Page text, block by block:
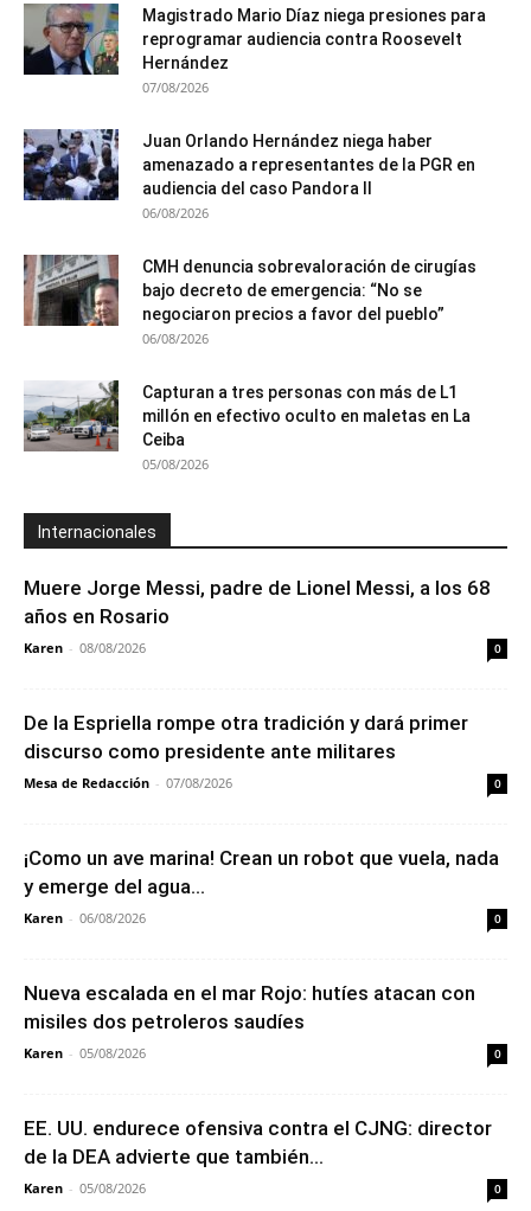
Magistrado Mario Díaz niega presiones para
reprogramar audiencia contra Roosevelt
Hernández
07/08/2026
Juan Orlando Hernández niega haber
amenazado a representantes de la PGR en
audiencia del caso Pandora II
06/08/2026
CMH denuncia sobrevaloración de cirugías
bajo decreto de emergencia: “No se
negociaron precios a favor del pueblo”
06/08/2026
Capturan a tres personas con más de L1
millón en efectivo oculto en maletas en La
Ceiba
05/08/2026
Internacionales
Muere Jorge Messi, padre de Lionel Messi, a los 68
años en Rosario
Karen - 08/08/2026 0
De la Espriella rompe otra tradición y dará primer
discurso como presidente ante militares
Mesa de Redacción - 07/08/2026 0
¡Como un ave marina! Crean un robot que vuela, nada
y emerge del agua...
Karen - 06/08/2026 0
Nueva escalada en el mar Rojo: hutíes atacan con
misiles dos petroleros saudíes
Karen - 05/08/2026 0
EE. UU. endurece ofensiva contra el CJNG: director
de la DEA advierte que también...
Karen - 05/08/2026 0